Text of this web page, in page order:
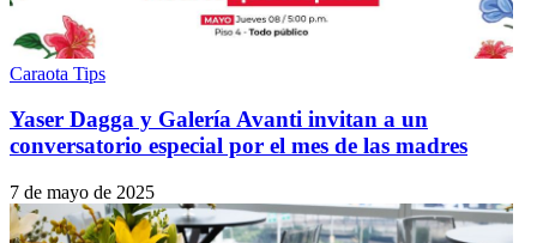
Caraota Tips
Yaser Dagga y Galería Avanti invitan a un
conversatorio especial por el mes de las madres
7 de mayo de 2025